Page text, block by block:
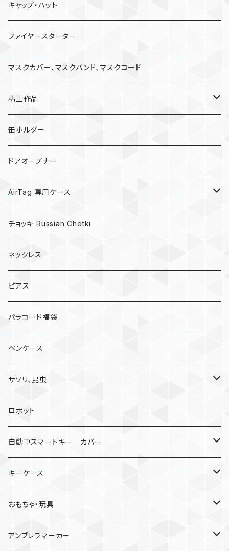
キャップ・ハット
ファイヤースターター
マスクカバー、マスクバンド、マスクコード
粘土作品
亀
キノコ
缶ホルダー
ドアオープナー
AirTag 専用ケース
AirTagキーリング
チョッキ Russian Chetki
ネックレス
ピアス
パラコード福袋
ペンケース
サソリ、昆虫
サソリ
クモ
ロボット
自動車スマートキー カバー
日産
キーケース
MDF材
おもちゃ・玩具
けん玉
アンブレラマーカー